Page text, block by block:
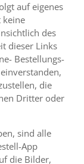
auf eigenes
keine
des
dieser Links
Bestellungs-
die
Dritter oder
sind alle
App
die Bilder,